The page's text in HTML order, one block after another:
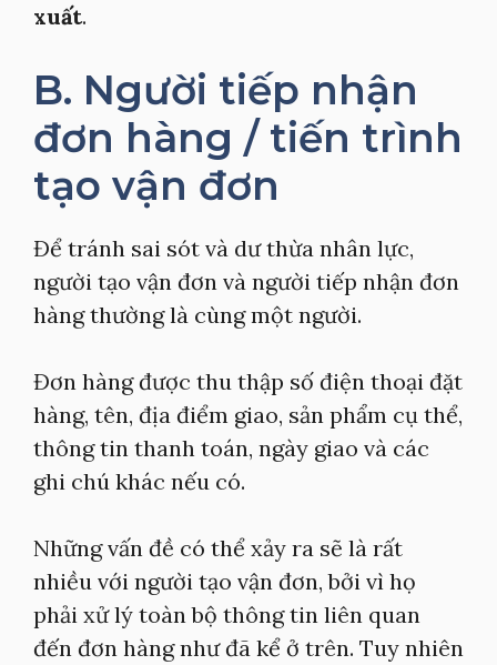
xuất.
B. Người tiếp nhận
đơn hàng / tiến trình
tạo vận đơn
Để tránh sai sót và dư thừa nhân lực,
người tạo vận đơn và người tiếp nhận đơn
hàng thường là cùng một người.
Đơn hàng được thu thập số điện thoại đặt
hàng, tên, địa điểm giao, sản phẩm cụ thể,
thông tin thanh toán, ngày giao và các
ghi chú khác nếu có.
Những vấn đề có thể xảy ra sẽ là rất
nhiều với người tạo vận đơn, bởi vì họ
phải xử lý toàn bộ thông tin liên quan
đến đơn hàng như đã kể ở trên. Tuy nhiên